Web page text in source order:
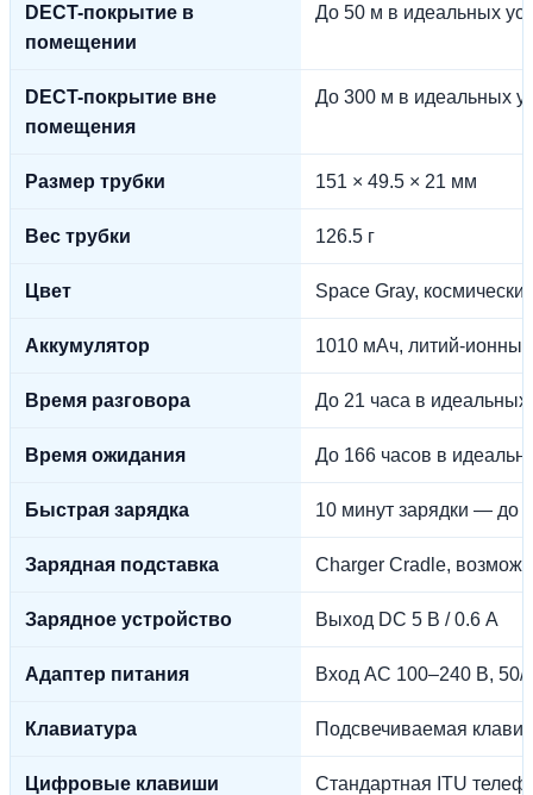
DECT-покрытие в
помещении
До 50 м в идеальных
DECT-покрытие вне
помещения
До 300 м в идеальных
Размер трубки 151 × 49.5 × 21 мм
Вес трубки 126.5 г
Цвет Space Gray,
Аккумулятор 1010 мАч, литий-
Время разговора До 21 часа в идеальных
Время ожидания До 166 часов в
Быстрая зарядка 10 минут зарядки — до
Зарядная подставка Charger Cradle,
Зарядное устройство Выход DC 5 В / 0.6 А
Адаптер питания Вход AC 100–240 В,
Клавиатура Подсвечиваемая
Цифровые клавиши
Стандартная ITU